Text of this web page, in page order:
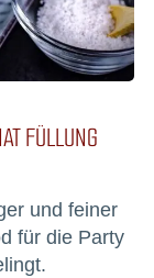
FÜLLUNG
und feiner
für die Party